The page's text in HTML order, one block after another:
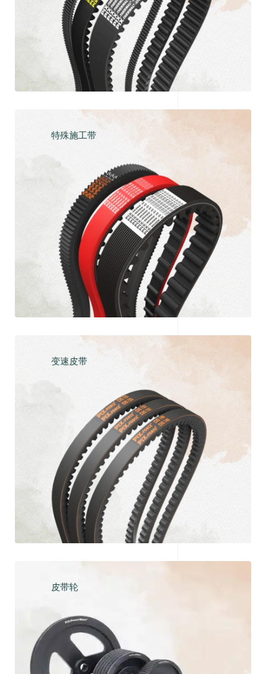
特殊施工带
探索
变速皮带
探索
皮带轮
探索